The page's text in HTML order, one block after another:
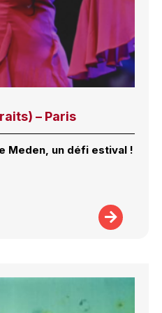
– Paris
Meden, un défi estival !